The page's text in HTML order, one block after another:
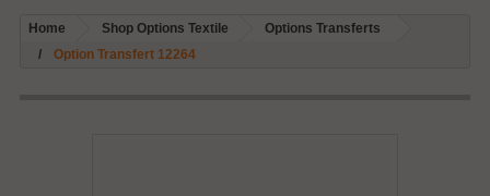
Home Shop Options Textile
Options Transferts
Option Transfert 12264